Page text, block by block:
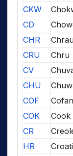
CKW
CD
CHR
CRU
Chru
CV
CHU
COF
COK
Cook
CR
HR